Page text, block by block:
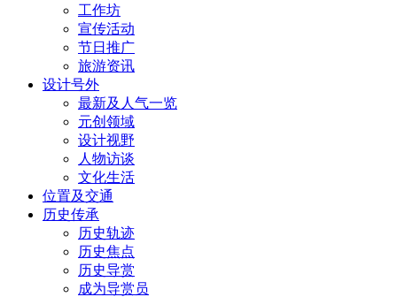
工作坊
宣传活动
节日推广
旅游资讯
设计号外
最新及人气一览
元创领域
设计视野
人物访谈
文化生活
位置及交通
历史传承
历史轨迹
历史焦点
历史导赏
成为导赏员